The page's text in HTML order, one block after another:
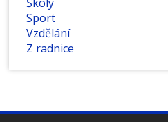
Sport
Vzdělání
Z radnice